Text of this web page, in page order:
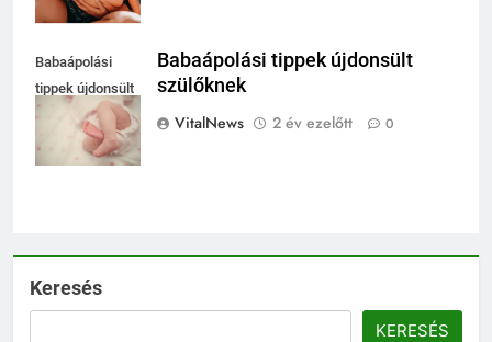
Babaápolási
tippek újdonsült
szülőknek
Babaápolási tippek újdonsült
szülőknek
VitalNews
2 év ezelőtt 0
Keresés
KERESÉS